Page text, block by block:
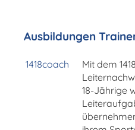
Ausbildungen
1418coach
Mit dem
18-Jährige